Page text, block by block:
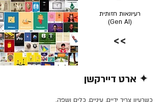
רעיונאות חזותית
(Gen AI)
>>
✦ ארט דיירקשן
כשרעיון צריך ידיים, עיניים, כלים ושפה.